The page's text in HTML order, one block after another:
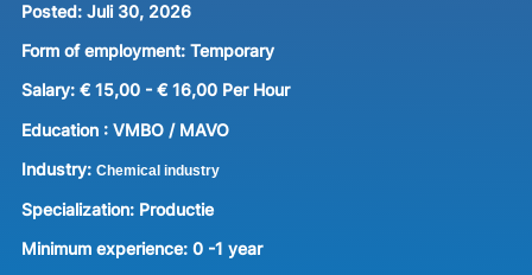
Posted: Juli 30, 2026
Form of employment: Temporary
Salary: € 15,00 - € 16,00 Per Hour
Education : VMBO / MAVO
Industry: Chemical industry
Specialization: Productie
Minimum experience: 0 -1 year